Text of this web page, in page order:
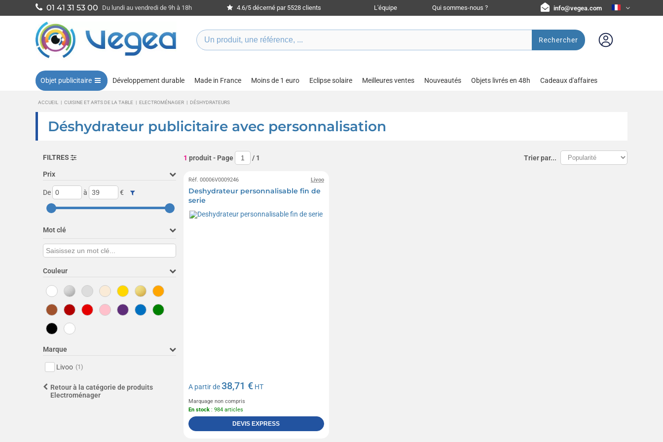
01 41 31 53 00 Du lundi au vendredi de 9h à 18h 4.6/5 décerné par 5528 clients L'équipe Qui sommes-nous ? info@vegea.com
Rechercher
Objet publicitaire Développement durable Made in France Moins de 1 euro Eclipse solaire Meilleures ventes Nouveautés Objets livrés en 48h Cadeaux d'affaires
ACCUEIL | CUISINE ET ARTS DE LA TABLE | ELECTROMÉNAGER | DÉSHYDRATEURS
Déshydrateur publicitaire avec personnalisation
FILTRES
Prix
De à €
Mot clé
Couleur
Marque
Livoo (1)
Retour à la catégorie de produits
Electroménager
1 produit- Page / 1 Trier par...
Livoo
Réf. 00006V0009246
Deshydrateur personnalisable fin de
serie
A partir de38,71 € HT
Marquage non compris
En stock : 984 articles
DEVIS EXPRESS